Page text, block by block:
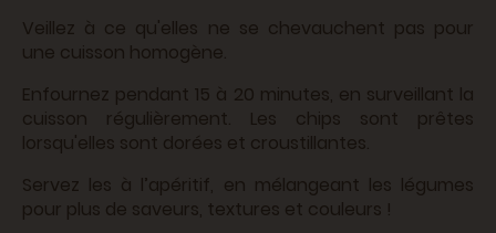
Veillez à ce qu'elles ne se chevauchent pas pour
une cuisson homogène.
Enfournez pendant 15 à 20 minutes, en surveillant la
cuisson régulièrement. Les chips sont prêtes
lorsqu'elles sont dorées et croustillantes.
Servez les à l’apéritif, en mélangeant les légumes
pour plus de saveurs, textures et couleurs !